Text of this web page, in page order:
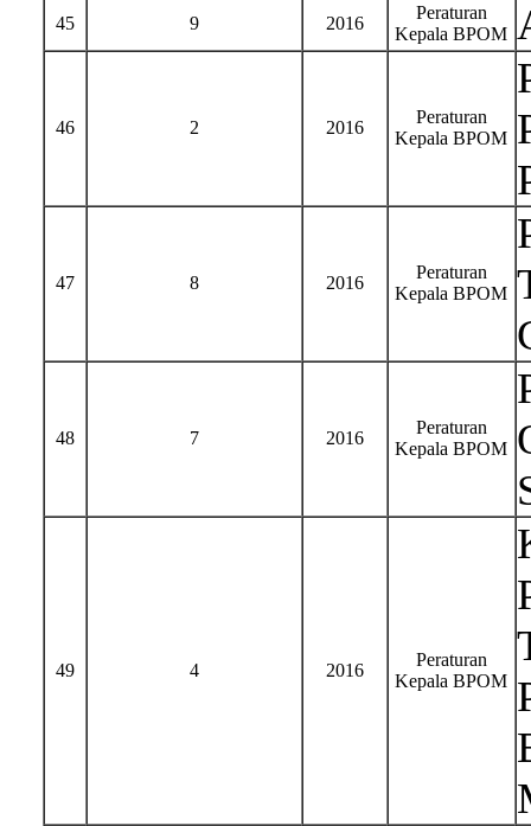
45 9 2016
Peraturan
Kepala BPOM
46 2 2016
Peraturan
Kepala BPOM
47 8 2016
Peraturan
Kepala BPOM
48 7 2016
Peraturan
Kepala BPOM
49 4 2016
Peraturan
Kepala BPOM